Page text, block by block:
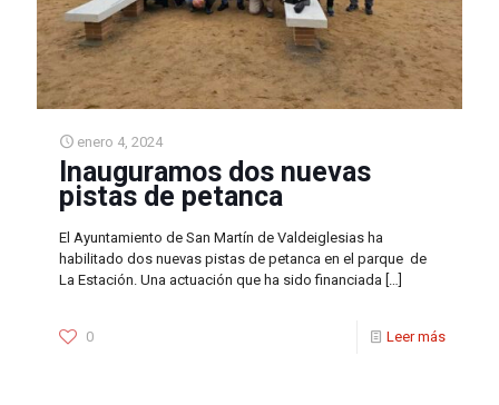
enero 4, 2024
Inauguramos dos nuevas
pistas de petanca
El Ayuntamiento de San Martín de Valdeiglesias ha
habilitado dos nuevas pistas de petanca en el parque de
La Estación. Una actuación que ha sido financiada […]
0 Leer más